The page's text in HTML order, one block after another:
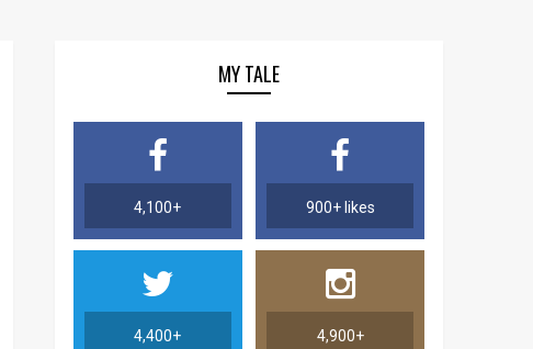
MY TALE
4,100+ 900+ likes
4,400+ 4,900+